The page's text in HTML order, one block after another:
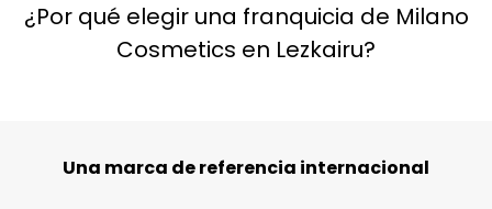
¿Por qué elegir una franquicia de Milano
Cosmetics en Lezkairu?
Una marca de referencia internacional